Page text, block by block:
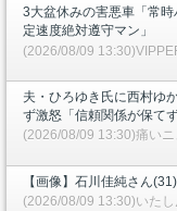
3大盆休みの害悪車「常
定速度絶対遵守マン」
(2026/08/09
夫・ひろゆき氏に西村ゆ
ず激怒「信頼関係が保て
(2026/08/09 13:30)痛い
【画像】石川佳純さん
(2026/08/09 13:30)いたし